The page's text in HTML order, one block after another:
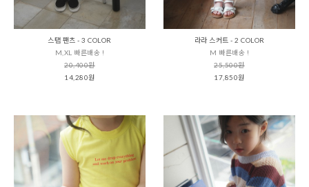
스탭 팬츠 - 3 COLOR
M,XL 빠른배송 !
20,400원
14,280원
라라 스커트 - 2 COLOR
M 빠른배송 !
25,500원
17,850원